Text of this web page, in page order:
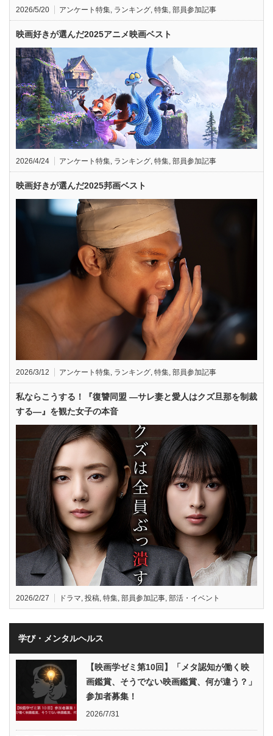
2026/5/20 アンケート特集, ランキング, 特集, 部員参加記事
映画好きが選んだ2025アニメ映画ベスト
2026/4/24 アンケート特集 ランキング 特集 部員参加記事
映画好きが選んだ2025邦画ベスト
2026/3/12 アンケート特集 ランキング 特集 部員参加記事
私ならこうする！『復讐同盟 —サレ妻と愛人はクズ旦那を制裁
する—』を観た女子の本音
2026/2/27 ドラマ 投稿 特集 部員参加記事 部活・イベント
学び・メンタルヘルス
【映画学ゼミ第10回】「メタ認知が働く映
画鑑賞、そうでない映画鑑賞、何が違う？」
参加者募集！
2026/7/31